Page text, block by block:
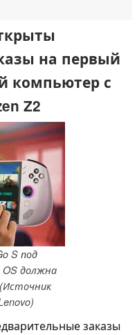
на первый
компьютер с
Z2
S под
OS должна
заказы